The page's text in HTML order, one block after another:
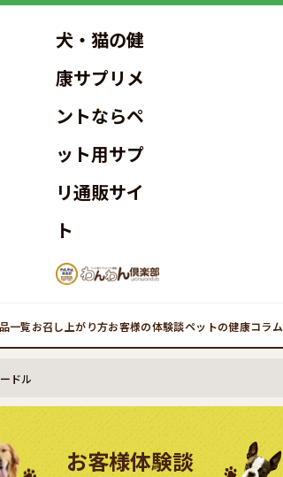
犬・猫の健
康サプリメ
ントならペ
ット用サプ
リ通販サイ
ト
一覧お召し上がり方お客様の体験談ペットの健康コラム
ドル
お客様体験談